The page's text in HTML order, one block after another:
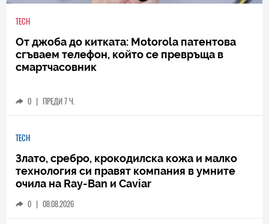
TECH
От джоба до китката: Motorola патентова
сгъваем телефон, който се превръща в
смартчасовник
0 | ПРЕДИ 7 Ч.
TECH
Злато, сребро, крокодилска кожа и малко
технология си правят компания в умните
очила на Ray-Ban и Caviar
0 | 08.08.2026